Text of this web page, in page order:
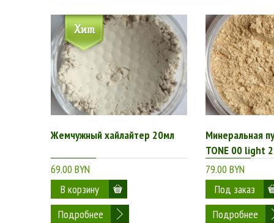
Жемчужный хайлайтер 20мл
69.00 BYN
Подробнее
Минеральная
TONE 00 light
79.00 BYN
Подробнее